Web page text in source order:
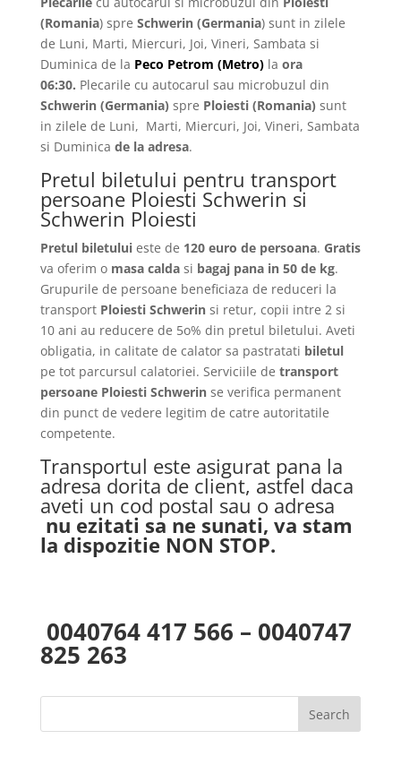
(Romania) spre Schwerin (Germania) sunt in zilele
de Luni, Marti, Miercuri, Joi, Vineri, Sambata si
Duminica de la Peco Petrom (Metro)la ora
06:30. Plecarile cu autocarul sau microbuzul din
Schwerin (Germania) spre Ploiesti (Romania) sunt
in zilele de Luni, Marti, Miercuri, Joi, Vineri, Sambata
si Duminica de la adresa.
Pretul biletului pentru transport
persoane Ploiesti Schwerin si
Schwerin Ploiesti
Pretul biletuluieste de 120 euro de persoana. Gratis
va oferim o masa caldasi bagaj pana in 50 de kg.
Grupurile de persoane beneficiaza de reduceri la
transport Ploiesti Schwerinsi retur, copii intre 2 si
10 ani au reducere de 5o% din pretul biletului. Aveti
obligatia, in calitate de calator sa pastratati biletul
pe tot parcursul calatoriei. Serviciile de transport
persoane Ploiesti Schwerin se verifica permanent
din punct de vedere legitim de catre autoritatile
competente.
Transportul este asigurat pana la
adresa dorita de client, astfel daca
aveti un cod postal sau o adresa
nu ezitati sa ne sunati, va stam
la dispozitie NON STOP.
0040764 417 566 – 0040747
825 263